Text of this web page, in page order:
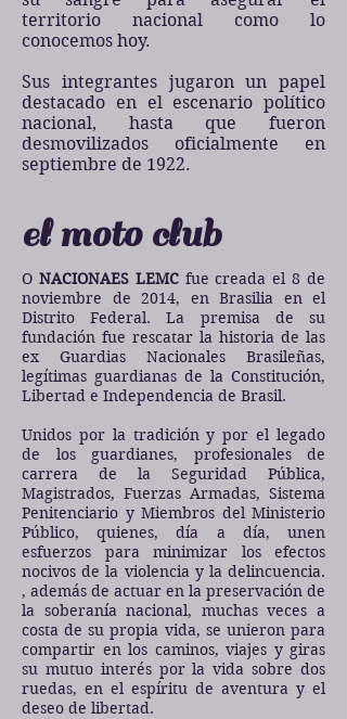
territorio nacional como lo
conocemos hoy.
Sus integrantes jugaron un papel
destacado en el escenario político
nacional, hasta que fueron
desmovilizados oficialmente en
septiembre de 1922.
el moto club
O NACIONAES LEMC fue creada el 8 de
noviembre de 2014, en Brasilia en el
Distrito Federal. La premisa de su
fundación fue rescatar la historia de las
ex Guardias Nacionales Brasileñas,
legítimas guardianas de la Constitución,
Libertad e Independencia de Brasil.
Unidos por la tradición y por el legado
de los guardianes, profesionales de
carrera de la Seguridad Pública,
Magistrados, Fuerzas Armadas, Sistema
Penitenciario y Miembros del Ministerio
Público, quienes, día a día, unen
esfuerzos para minimizar los efectos
nocivos de la violencia y la delincuencia.
, además de actuar en la preservación de
la soberanía nacional, muchas veces a
costa de su propia vida, se unieron para
compartir en los caminos, viajes y giras
su mutuo interés por la vida sobre dos
ruedas, en el espíritu de aventura y el
deseo de libertad.